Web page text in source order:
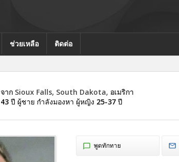
ช่วยเหลือ ติดต่อ
จาก Sioux Falls, South Dakota, อเมริกา
43ปี ผู้ชาย กำลังมองหา ผู้หญิง 25-37ปี
พูดทักทาย